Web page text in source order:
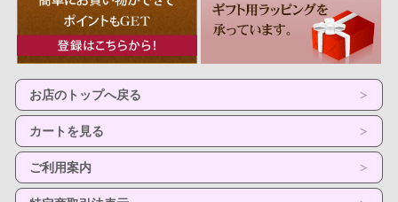
お店のトップへ戻る
カートを見る
ご利用案内